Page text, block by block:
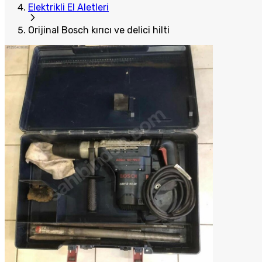
Elektrikli El Aletleri
Orijinal Bosch kırıcı ve delici hilti